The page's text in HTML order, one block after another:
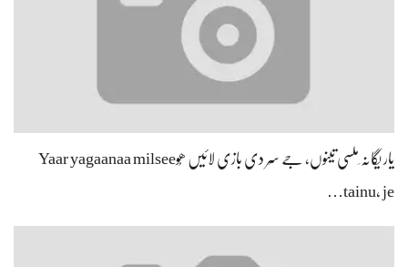
یار یگانہ ِملسی تینوں، جے سِر دی بازی لائیں ھُوYaar yagaanaa milsee
tainu, je…